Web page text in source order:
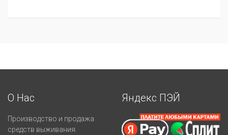
О Нас
Производство и продажа
средств выживания.
Яндекс ПЭЙ